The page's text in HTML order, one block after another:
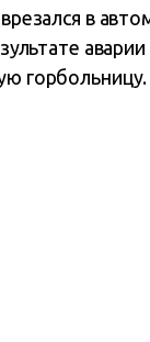
в
горбольницу.